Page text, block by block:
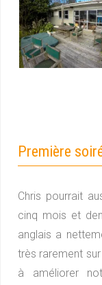
Première
Chris pourrait
cinq mois et
anglais a
très rarement
à améliorer